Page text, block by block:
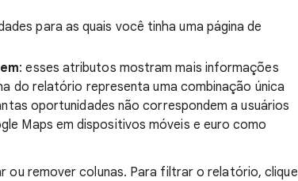
para as quais você tinha uma página de
: esses atributos mostram mais informações
do relatório representa uma combinação única
oportunidades não correspondem a usuários
Maps em dispositivos móveis e euro como
ou remover colunas. Para filtrar o relatório, clique